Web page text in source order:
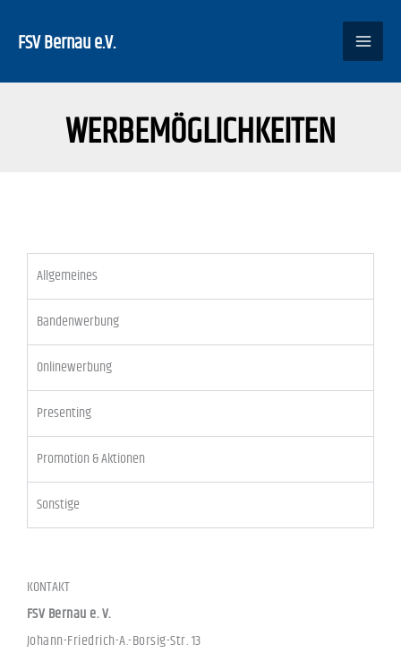
InhaltFSV Bernau e.V.
WERBEMÖGLICHKEITEN
Allgemeines
Bandenwerbung
Onlinewerbung
Presenting
Promotion & Aktionen
Sonstige
KONTAKT
FSV Bernau e. V.
Johann-Friedrich-A.-Borsig-Str. 13